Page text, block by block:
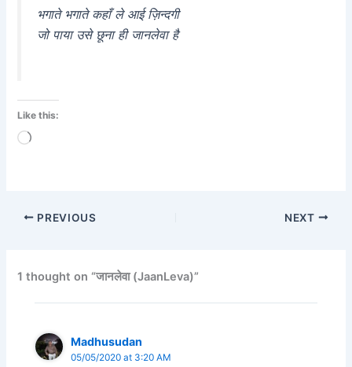
भगाते भगाते कहाँ ले आई ज़िन्दगी
जो पाया उसे छूना ही जानलेवा है
Like this:
Loading…
PREVIOUS NEXT
1 thought on “जानलेवा (JaanLeva)”
Madhusudan
05/05/2020 at 3:20 AM